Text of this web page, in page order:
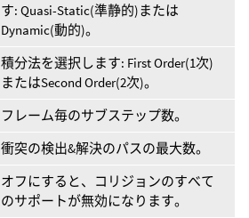
す: Quasi-Static(準静的)または
Dynamic(動的)。
積分法を選択します: First Order(1次)
またはSecond Order(2次)。
フレーム毎のサブステップ数。
衝突の検出&解決のパスの最大数。
オフにすると、コリジョンのすべて
のサポートが無効になります。